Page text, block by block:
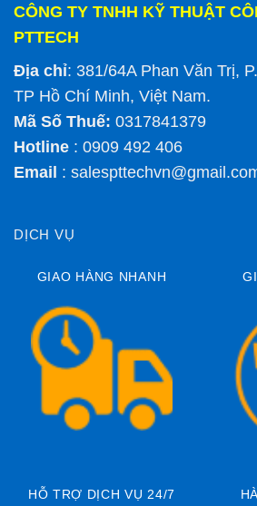
CÔNG TY TNHH KỸ THUẬT
PTTECH
Địa chỉ: 381/64A Phan Văn Trị,
TP Hồ Chí Minh, Việt Nam.
Mã Số Thuế: 0317841379
Hotline : 0909 492 406
Email :
DỊCH VỤ
GIAO HÀNG NHANH
HỖ TRỢ DỊCH VỤ 24/7